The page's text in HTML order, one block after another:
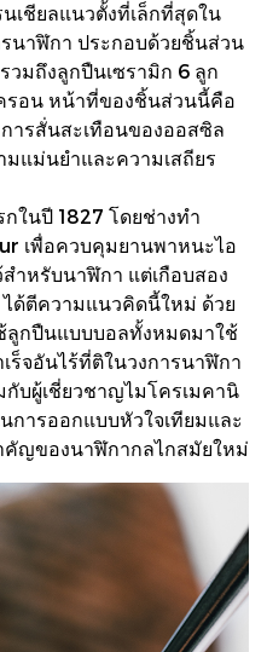
เชียลแนวตั้งที่เล็กที่สุดใน
นาฬิกา ประกอบด้วยชิ้นส่วน
มถึงลูกปืนเซรามิก 6 ลูก
รอน หน้าที่ของชิ้นส่วนนี้คือ
ารสั่นสะเทือนของออสซิล
มแม่นยำและความเสถียร
ในปี 1827 โดยช่างทำ
เพื่อควบคุมยานพาหนะไอ
ำหรับนาฬิกา แต่เกือบสอง
ด้ตีความแนวคิดนี้ใหม่ ด้วย
ลูกปืนแบบบอลทั้งหมดมาใช้
ร็จอันไร้ที่ติในวงการนาฬิกา
บผู้เชี่ยวชาญไมโครเมคานิ
ารออกแบบหัวใจเทียมและ
คัญของนาฬิกากลไกสมัยใหม่